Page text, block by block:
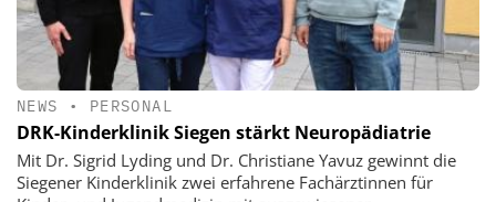
NEWS • PERSONAL
DRK-Kinderklinik Siegen stärkt Neuropädiatrie
Mit Dr. Sigrid Lyding und Dr. Christiane Yavuz gewinnt die
Siegener Kinderklinik zwei erfahrene Fachärztinnen für